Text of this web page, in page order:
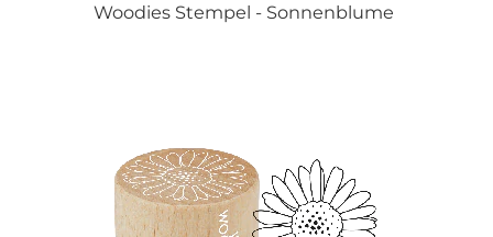
Woodies Stempel - Sonnenblume